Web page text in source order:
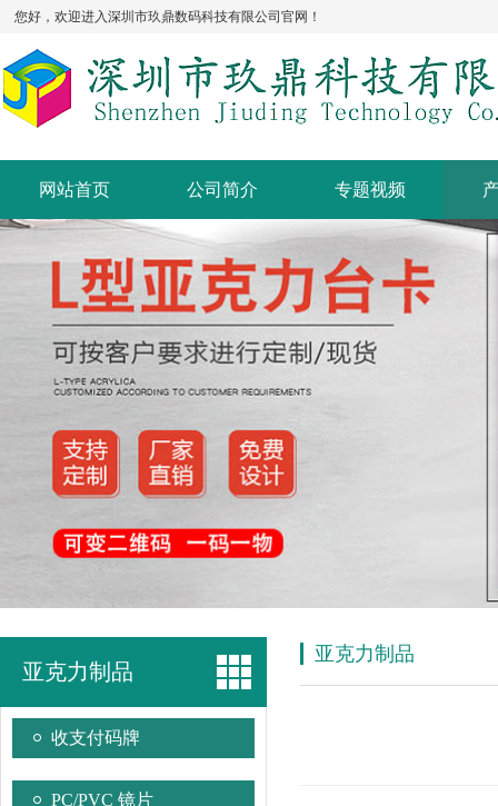
您好，欢迎进入深圳市玖鼎数码科技有限公司官网！
网站首页 公司简介 专题视频
亚克力制品
收支付码牌
PC/PVC 镜片
亚克力制品